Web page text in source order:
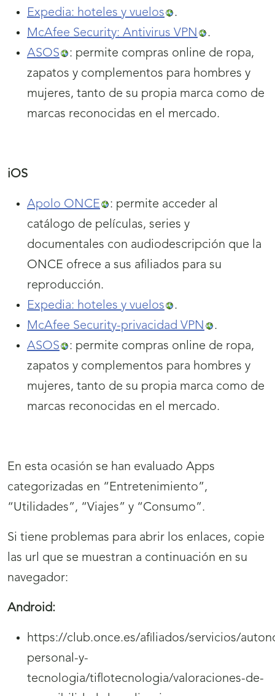
Expedia: hoteles y vuelos
.
McAfee Security: Antivirus VPN
.
ASOS
: permite compras online de ropa,
zapatos y complementos para hombres y
mujeres, tanto de su propia marca como de
marcas reconocidas en el mercado.
iOS
Apolo ONCE
: permite acceder al
catálogo de películas, series y
documentales con audiodescripción que la
ONCE ofrece a sus afiliados para su
reproducción.
Expedia: hoteles y vuelos
.
McAfee Security-privacidad VPN
.
ASOS
: permite compras online de ropa,
zapatos y complementos para hombres y
mujeres, tanto de su propia marca como de
marcas reconocidas en el mercado.
En esta ocasión se han evaluado Apps
categorizadas en “Entretenimiento”,
“Utilidades”, “Viajes” y “Consumo”.
Si tiene problemas para abrir los enlaces, copie
las url que se muestran a continuación en su
navegador:
Android:
https://club.once.es/afiliados/servicios/
personal-y-
tecnologia/tiflotecnologia/valoraciones-de-